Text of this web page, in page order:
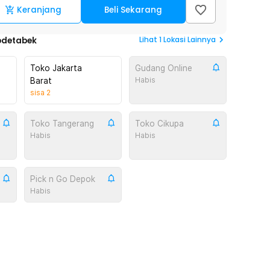
Keranjang Beli Sekarang
Lihat 1Lokasi Lainnya
Toko Jakarta
Barat
sisa 2
Gudang Online
Habis
Toko Tangerang
Habis
Toko Cikupa
Habis
Pick n Go Depok
Habis